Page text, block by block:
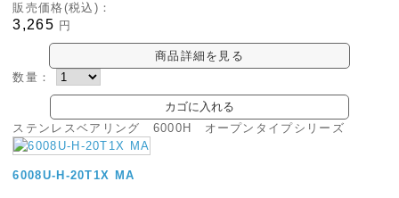
販売価格(税込)：
3,265 円
商品詳細を見る
数量：
ステンレスベアリング 6000H オープンタイプシリーズ
6008U-H-20T1X MA